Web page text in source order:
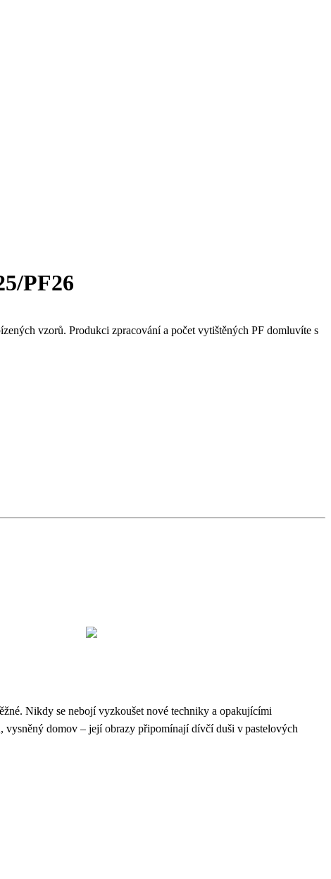
PF26
vzorů. Produkci zpracování a počet vytištěných PF domluvíte s
Nikdy se nebojí vyzkoušet nové techniky a opakujícími
vysněný domov – její obrazy připomínají dívčí duši v pastelových